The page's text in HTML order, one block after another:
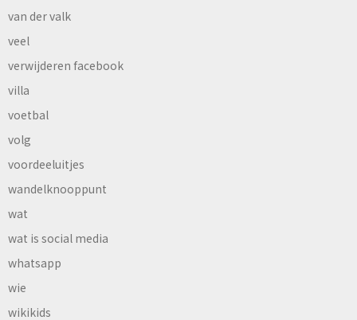
van der valk
veel
verwijderen facebook
villa
voetbal
volg
voordeeluitjes
wandelknooppunt
wat
wat is social media
whatsapp
wie
wikikids